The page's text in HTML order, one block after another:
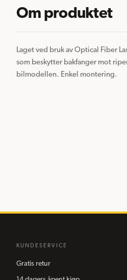
Om produktet
Laget ved bruk av Optical Fiber
som beskytter bakfanger mot
bilmodellen. Enkel montering.
KUNDESERVICE
Gratis retur